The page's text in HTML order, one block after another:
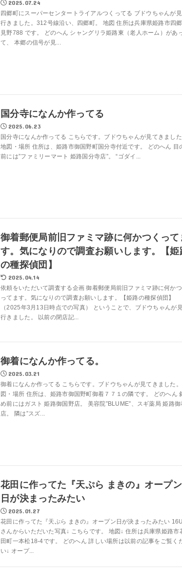
2025.07.24
四郷町にスーパーセンタートライアルつくってる ブドウちゃんが
行きました。312号線沿い、四郷町。 地図 住所は兵庫県姫路市四
見野788 です。 どのへん シャングリラ姫路東（老人ホーム）があ
て、 本郷の信号が見...
国分寺になんか作ってる
2025.06.23
国分寺になんか作ってる こちらです。ブドウちゃんが見てきました
地図・場所 住所は、姫路市御国野町国分寺付近です。 どのへん 目
前には”ファミリーマート 姫路国分寺店”。 “ゴダイ...
御着郵便局前旧ファミマ跡に何かつくって
す。気になりので調査お願いします。【姫
の種探偵団】
2025.04.14
依頼をいただいて調査する企画 御着郵便局前旧ファミマ跡に何かつ
ってます。気になりので調査お願いします。【姫路の種探偵団】
（2025年3月13日時点での写真） ということで、ブドウちゃんが
行きました。 以前の閉店記...
御着になんか作ってる。
2025.03.21
御着になんか作ってる こちらです。ブドウちゃんが見てきました
図・場所 住所は、姫路市御国野町御着７７１の隣です。 どのへん
め前にはガスト 姫路御国野店。 美容院”BLUME”、スギ薬局 姫路御
店。 隣は”スズ...
花田に作ってた『天ぷら まきの』オープン
日が決まったみたい
2025.01.27
花田に作ってた『天ぷら まきの』オープン日が決まったみたい
さんからいただいた写真↓ こちらです。 地図↓ 住所は兵庫県姫路市
田町一本松18-4です。 どのへん 詳しい場所は以前の記事をご覧く
い↓ オープ...